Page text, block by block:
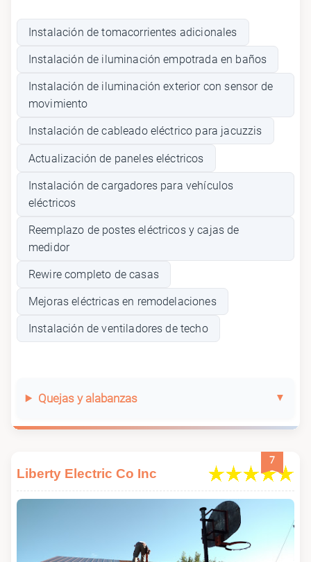
Instalación de tomacorrientes adicionales
Instalación de iluminación empotrada en baños
Instalación de iluminación exterior con sensor de
movimiento
Instalación de cableado eléctrico para jacuzzis
Actualización de paneles eléctricos
Instalación de cargadores para vehículos
eléctricos
Reemplazo de postes eléctricos y cajas de
medidor
Rewire completo de casas
Mejoras eléctricas en remodelaciones
Instalación de ventiladores de techo
Quejas y alabanzas
7
Liberty Electric Co Inc